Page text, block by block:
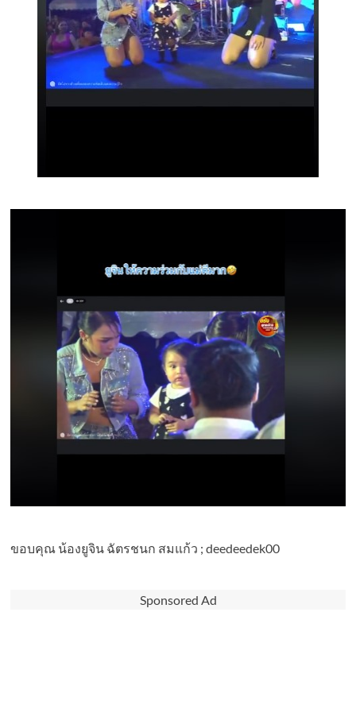
ขอบคุณ น้องยูจิน ฉัตรชนก สมแก้ว ; deedeedek00
Sponsored Ad